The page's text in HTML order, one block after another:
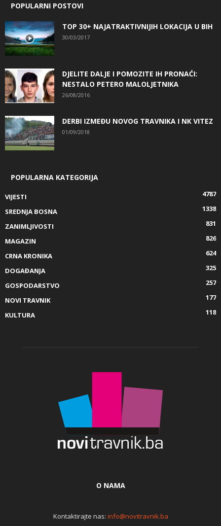
POPULARNI POSTOVI
TOP 30+ NAJATRAKTIVNIJIH LOKACIJA U BIH
30/03/2017
DJELITE DALJE I POMOZITE IH PRONAĆI:
NESTALO PETERO MALOLJETNIKA
26/08/2016
DERBI IZMEĐU NOVOG TRAVNIKA I NK VITEZ
01/09/2018
POPULARNA KATEGORIJA
VIJESTI
4787
SREDNJA BOSNA
1338
ZANIMLJIVOSTI
831
MAGAZIN
826
CRNA KRONIKA
624
DOGAĐANJA
325
GOSPODARSTVO
257
NOVI TRAVNIK
177
KULTURA
118
O NAMA
Kontaktirajte nas: info@novitravnik.ba